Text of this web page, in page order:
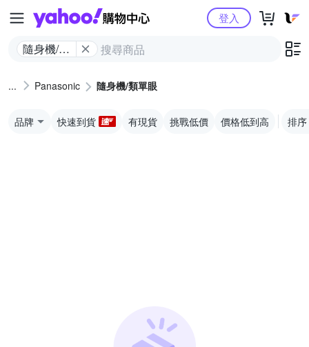
Yahoo購物中心
隨身機/類
登入
Panasonic 隨身機/類單眼
品牌 快速到貨 有現貨 挑戰低價 價格低到高 排序